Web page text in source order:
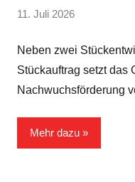
11. Juli 2026
Neben zwei
Stückauftrag setzt das
Nachwuchsförderung
Mehr dazu